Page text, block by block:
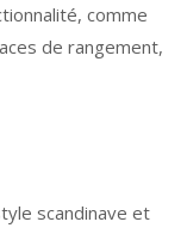
comme
de rangement,
scandinave et